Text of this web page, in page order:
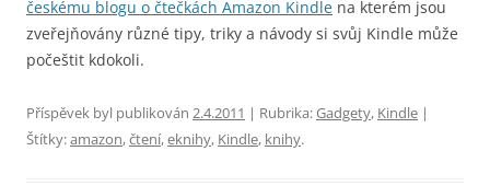
českému blogu o čtečkách Amazon Kindle na kterém jsou
zveřejňovány různé tipy, triky a návody si svůj Kindle může
počeštit kdokoli.
Příspěvek byl publikován 2.4.2011 | Rubrika:Gadgety, Kindle |
Štítky:amazon,čtení,eknihy, Kindle, knihy.